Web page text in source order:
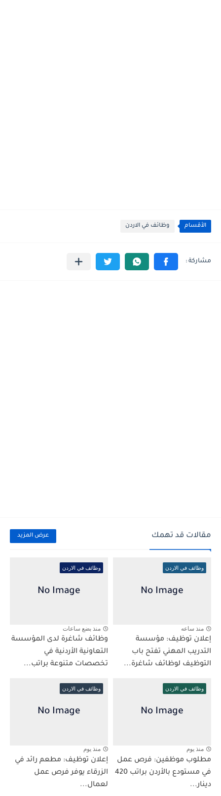
الأقسام وظائف في الاردن
مقالات قد تهمك عرض المزيد
وظائف في الاردن
منذ ساعه
إعلان توظيف: مؤسسة
التدريب المهني تفتح باب
التوظيف لوظائف شاغرة...
وظائف في الاردن
منذ بضع ساعات
وظائف شاغرة لدى المؤسسة
التعاونية الأردنية في
تخصصات متنوعة براتب...
وظائف في الاردن
منذ يوم
مطلوب موظفين: فرص عمل
في مستودع بالأردن براتب 420
دينار...
وظائف في الاردن
منذ يوم
إعلان توظيف: مطعم رائد في
الزرقاء يوفر فرص عمل
لعمال...